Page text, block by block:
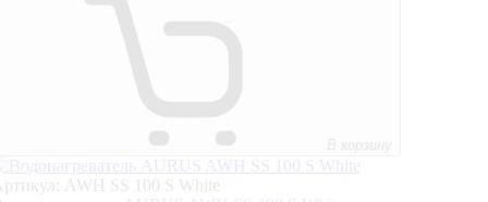
В корзину
AWH SS 100 S White